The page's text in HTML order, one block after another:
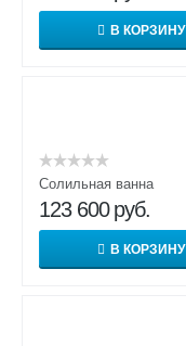
В КОРЗИНУ
Солильная ванна
123 600 руб.
В КОРЗИНУ